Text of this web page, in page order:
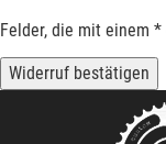
Felder, die mit einem
Widerruf bestätigen